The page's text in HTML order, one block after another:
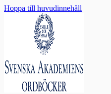
Hoppa till huvudinnehåll